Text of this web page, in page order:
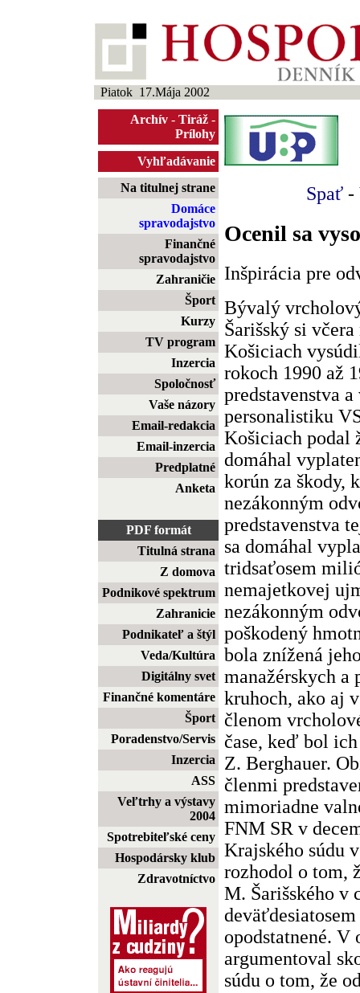
Piatok 17.Mája 2002
Archív - Tiráž -
Prílohy
Vyhľadávanie
Na titulnej strane
Domáce
spravodajstvo
Finančné
spravodajstvo
Zahraničie
Šport
Kurzy
TV program
Inzercia
Spoločnosť
Vaše názory
Email-redakcia
Email-inzercia
Predplatné
Anketa
PDF formát
Titulná strana
Z domova
Podnikové spektrum
Zahranicie
Podnikateľ a štýl
Veda/Kultúra
Digitálny svet
Finančné komentáre
Šport
Poradenstvo/Servis
Inzercia
ASS
Veľtrhy a výstavy
2004
Spotrebiteľské ceny
Hospodársky klub
Zdravotníctvo
Spať -
Ocenil sa
Inšpirácia pre
Bývalý
Šarišský si
Košiciach
rokoch 1990 až
predstavenstva
personalistiku
Košiciach podal
domáhal
korún za škody,
nezákonným
predstavenstva
sa domáhal
tridsaťosem
nemajetkovej
nezákonným
poškodený
bola znížená
manažérskych a
kruhoch, ako aj
členom
čase, keď bol
Z. Berghauer.
členmi
mimoriadne
FNM SR v
Krajského súdu
rozhodol o tom,
M. Šarišského v
opodstatnené. V
argumentoval
súdu o tom, že